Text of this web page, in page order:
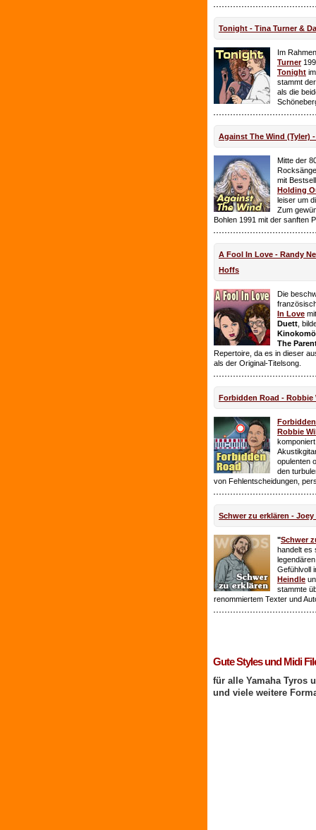
Tonight - Tina Turner &
Im
Turner
Tonight
stammt
als die
Against The Wind (Tyler)
Mitte der
mit
Holding
leiser um
Zum
Bohlen 1991 mit der sanften
A Fool In Love - Randy
Hoffs
Die
In Love
Duett ,
The
Repertoire, da es in dieser
als der Original-Titelsong.
Forbidden Road - Robbie
Robbie
opulenten
den
von Fehlentscheidungen,
Schwer zu erklären - Joey
"Schwer
handelt es
Gefühlvoll
Heindle
stammte
renommiertem Texter und
Gute Styles und Midi
für alle Yamaha Tyros
und viele weitere